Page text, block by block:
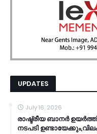
UPDATES
July 16, 2026
രാഷ്ട്രീയ ബാനർ
നടപടി